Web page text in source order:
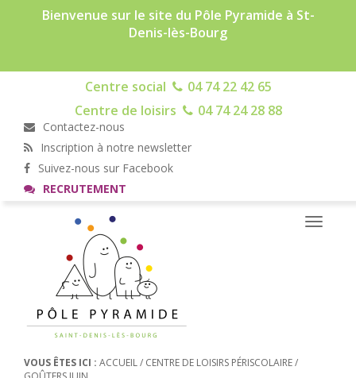
Bienvenue sur le site du Pôle Pyramide à St-
Denis-lès-Bourg
Centre social
04 74 22 42 65
Centre de loisirs
04 74 24 28 88
Contactez-nous
Inscription à notre newsletter
Suivez-nous sur Facebook
RECRUTEMENT
Toggle
VOUS ÊTES ICI : ACCUEIL/ CENTRE DE LOISIRS PÉRISCOLAIRE/